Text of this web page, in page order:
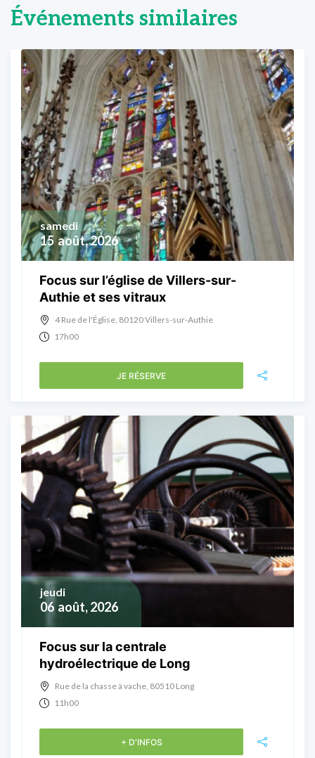
Événements similaires
15 août, 2026
samedi
Focus sur l’église de Villers-sur-
Authie et ses vitraux
4 Rue de l'Église, 80120 Villers-sur-Authie
17h00
JE RÉSERVE
06 août, 2026
jeudi
Focus sur la centrale
hydroélectrique de Long
Rue de la chasse à vache, 80510 Long
11h00
+ D'INFOS